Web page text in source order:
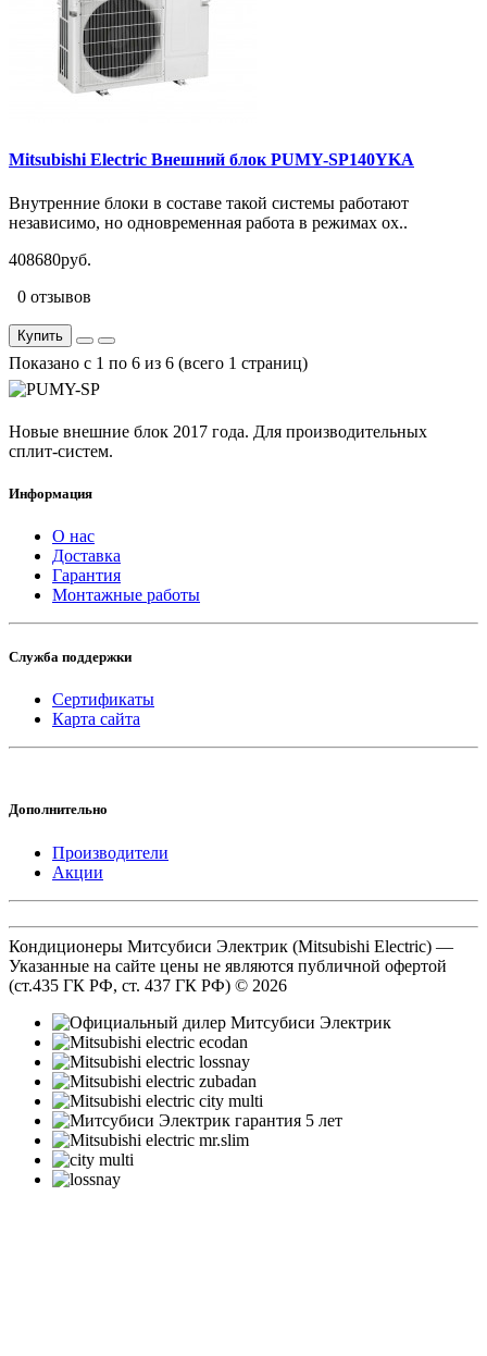
Mitsubishi Electric Внешний блок PUMY-SP140YKA
Внутренние блоки в составе такой системы работают
независимо, но одновременная работа в режимах ох..
408680руб.
0 отзывов
Купить
Показано с 1 по 6 из 6 (всего 1 страниц)
Новые внешние блок 2017 года. Для производительных
сплит-систем.
Информация
О нас
Доставка
Гарантия
Монтажные работы
Служба поддержки
Сертификаты
Карта сайта
Дополнительно
Производители
Акции
Кондиционеры Митсубиси Электрик (Mitsubishi Electric) —
Указанные на сайте цены не являются публичной офертой
(ст.435 ГК РФ, cт. 437 ГК РФ) © 2026